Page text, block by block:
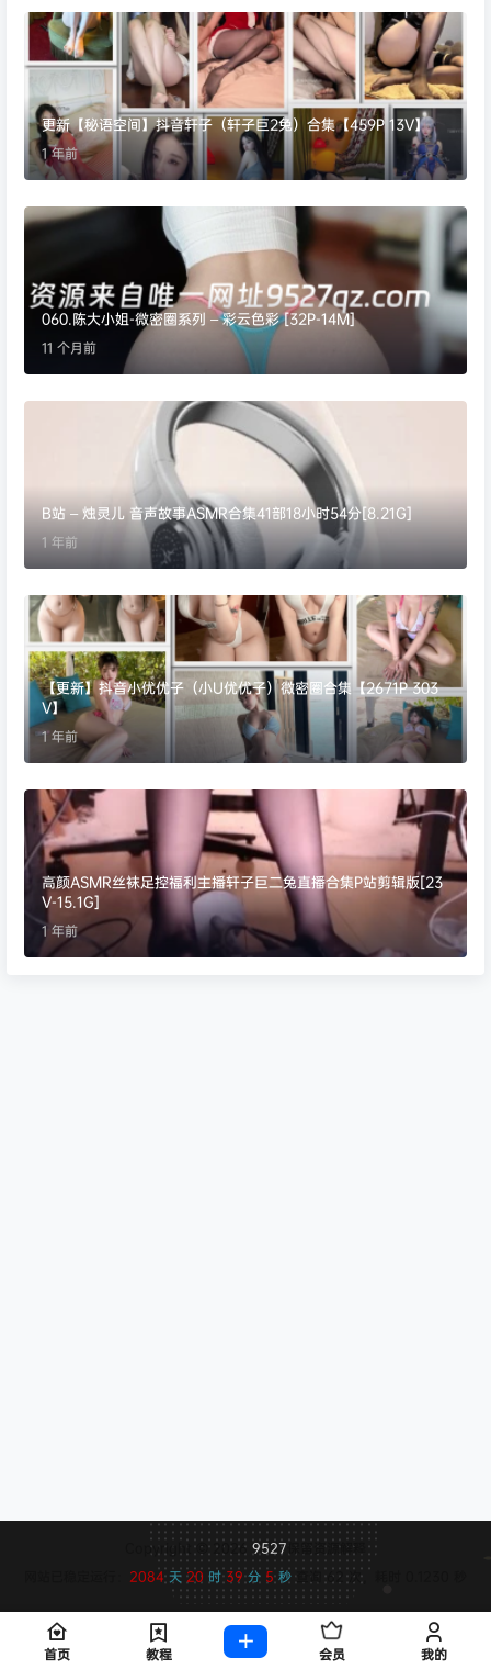
更新【秘语空间】抖音轩子（轩子巨2兔）合集【459P 13V】
1 年前
060.陈大小姐-微密圈系列 – 彩云色彩 [32P-14M]
11 个月前
B站 – 烛灵儿 音声故事ASMR合集41部18小时54分[8.21G]
1 年前
【更新】抖音小优优子（小U优优子）微密圈合集【2671P 303
V】
1 年前
高颜ASMR丝袜足控福利主播轩子巨二兔直播合集P站剪辑版[23
V-15.1G]
1 年前
Copyright © 2026 9527 保留资源解释
2084天 20 时39分 6秒 查询 62 次，耗时 0.1230 秒
首页 教程 会员 我的